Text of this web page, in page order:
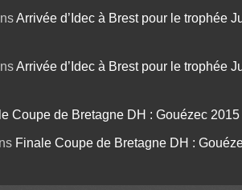
Arrivée d’Idec à Brest pour le trophée
Arrivée d’Idec à Brest pour le trophée
Coupe de Bretagne DH : Gouézec 2015
Finale Coupe de Bretagne DH :